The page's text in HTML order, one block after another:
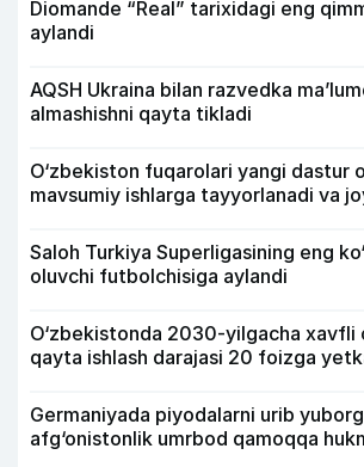
Diomande “Real” tarixidagi eng
aylandi
AQSH Ukraina bilan razvedka
almashishni qayta tikladi
O‘zbekiston fuqarolari yangi dastur
mavsumiy ishlarga tayyorlanadi va
Saloh Turkiya Superligasining eng
oluvchi futbolchisiga aylandi
O‘zbekistonda 2030-yilgacha xavfli
qayta ishlash darajasi 20 foizga
Germaniyada piyodalarni urib
afg‘onistonlik umrbod qamoqqa